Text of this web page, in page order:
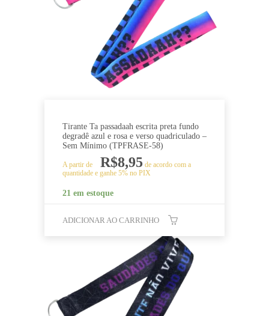
Tirante Ta passadaah escrita preta fundo
degradê azul e rosa e verso quadriculado –
Sem Mínimo (TPFRASE-58)
A partir de R$8,95 de acordo com a
quantidade e ganhe 5% no PIX
21 em estoque
ADICIONAR AO CARRINHO